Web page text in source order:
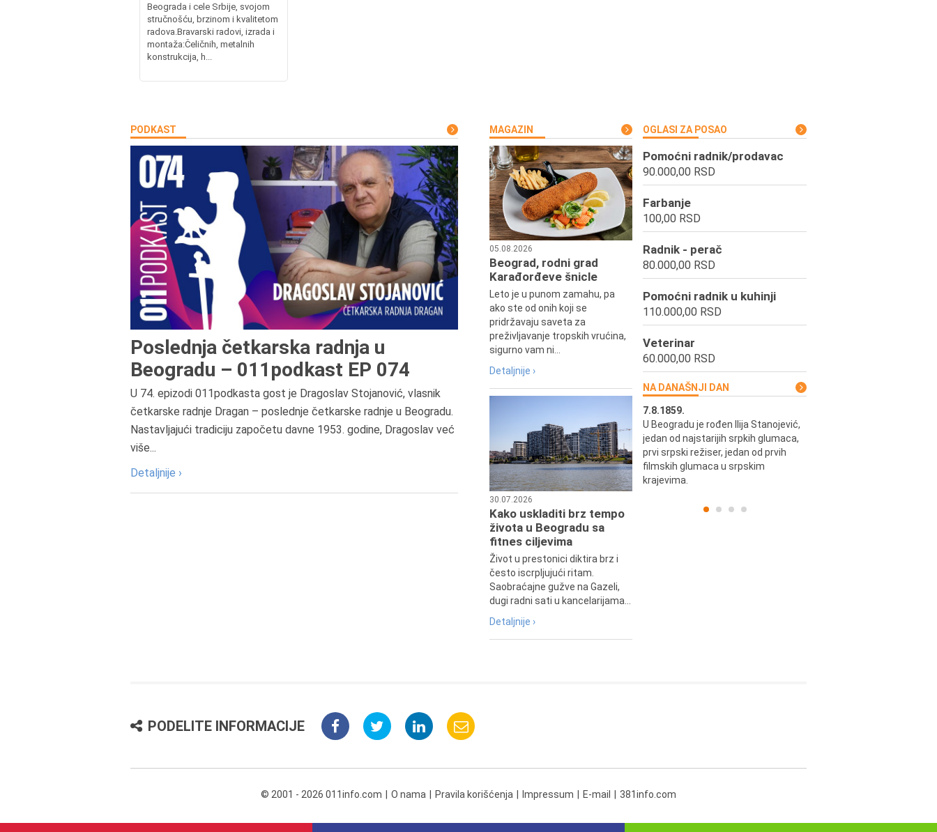
Beograda i cele Srbije, svojom
stručnošću, brzinom i kvalitetom
radova.Bravarski radovi, izrada i
montaža:Čeličnih, metalnih
konstrukcija, h...
PODKAST
Poslednja četkarska radnja u
Beogradu – 011podkast EP 074
U 74. epizodi 011podkasta gost je Dragoslav Stojanović, vlasnik
četkarske radnje Dragan – poslednje četkarske radnje u Beogradu.
Nastavljajući tradiciju započetu davne 1953. godine, Dragoslav već
više...
Detaljnije ›
MAGAZIN
05.08.2026
Beograd, rodni grad
Karađorđeve šnicle
Leto je u punom zamahu, pa
ako ste od onih koji se
pridržavaju saveta za
preživljavanje tropskih vrućina,
sigurno vam ni...
Detaljnije ›
30.07.2026
Kako uskladiti brz tempo
života u Beogradu sa
fitnes ciljevima
Život u prestonici diktira brz i
često iscrpljujući ritam.
Saobraćajne gužve na Gazeli,
dugi radni sati u kancelarijama...
Detaljnije ›
OGLASI ZA POSAO
Pomoćni radnik/prodavac
90.000,00 RSD
Farbanje
100,00 RSD
Radnik - perač
80.000,00 RSD
Pomoćni radnik u kuhinji
110.000,00 RSD
Veterinar
60.000,00 RSD
NA DANAŠNJI DAN
Preminula je Đurđija Cvetić,
pozorišna, filmska i TV glumica.
7.8.1859.
U Beogradu je rođen Ilija Stanojević,
jedan od najstarijih srpkih glumaca,
prvi srpski režiser, jedan od prvih
filmskih glumaca u srpskim
krajevima.
PODELITE INFORMACIJE
© 2001 - 2026 011info.com O nama Pravila korišćenja Impressum E-mail 381info.com